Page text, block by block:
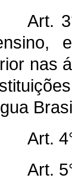
Art.
nas
Art.
Art.